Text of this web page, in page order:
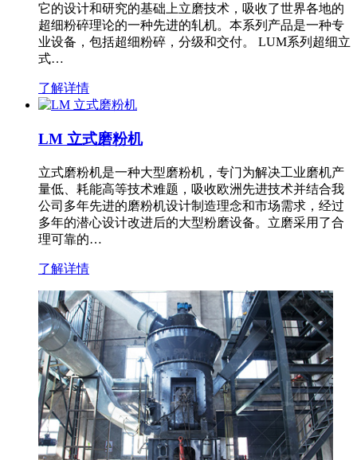
它的设计和研究的基础上立磨技术，吸收了世界各地的
超细粉碎理论的一种先进的轧机。本系列产品是一种专
业设备，包括超细粉碎，分级和交付。 LUM系列超细立
式…
了解详情
LM 立式磨粉机
立式磨粉机是一种大型磨粉机，专门为解决工业磨机产
量低、耗能高等技术难题，吸收欧洲先进技术并结合我
公司多年先进的磨粉机设计制造理念和市场需求，经过
多年的潜心设计改进后的大型粉磨设备。立磨采用了合
理可靠的…
了解详情